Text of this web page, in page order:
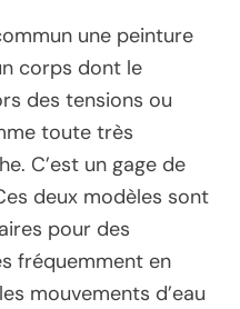
une peinture
corps dont le
des tensions ou
toute très
C’est un gage de
deux modèles sont
pour des
fréquemment en
mouvements d’eau